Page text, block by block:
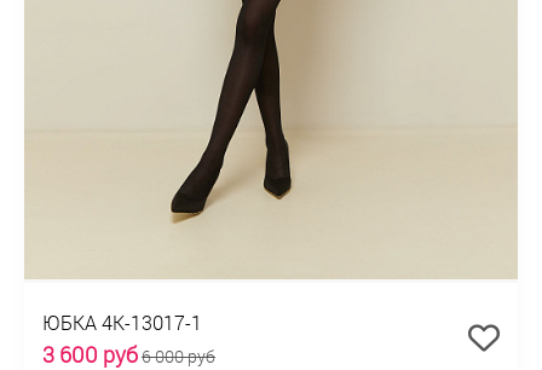
ЮБКА 4К-13017-1
3 600 руб6 000 руб